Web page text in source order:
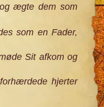
ægte dem som
som en Fader,
Sit afkom og
hjerter